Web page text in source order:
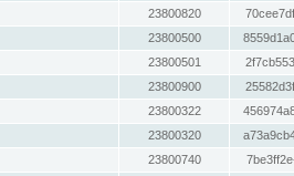
23800820
23800500
23800501
23800900
23800322
23800320
23800740